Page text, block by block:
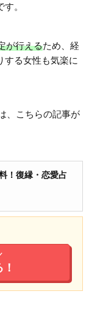
。
が行えるため、経
する女性も気楽に
、こちらの記事が
！復縁・恋愛占